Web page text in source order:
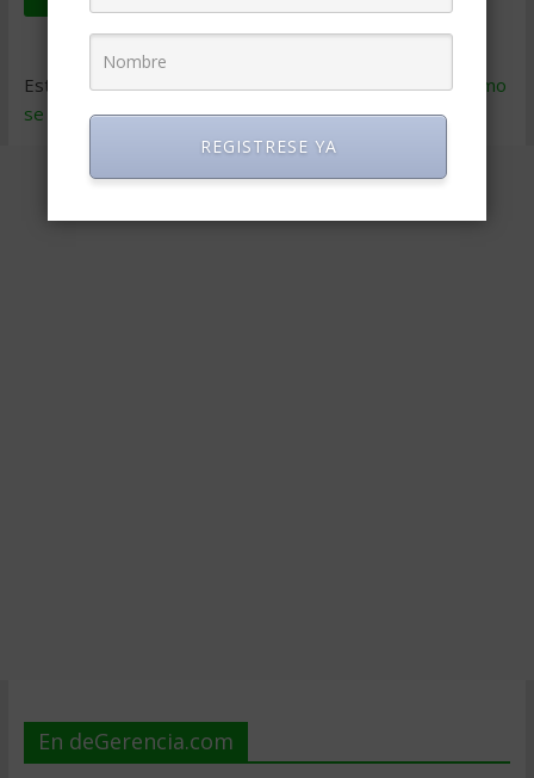
Este sitio usa Akismet para reducir el spam.Aprende cómo
se procesan los datos de tus comentarios.
En deGerencia.com
REGISTRESE YA